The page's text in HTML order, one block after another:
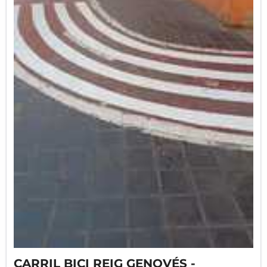
y que pondría fin al resto de conflictos entre
peatones y ciclistas, es bajar el carril bici hasta
su enlace con la avenida Alfahuir. Durante todo
este tramo tanto el carril bici como la acera
para peatones es demasiado estrecha y son
constantes los problemas entre peatones y
ciclistas.
CARRIL BICI REIG GENOVÉS -